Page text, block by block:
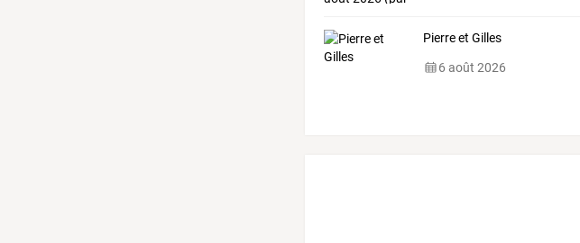
Pierre et Gilles
6 août 2026